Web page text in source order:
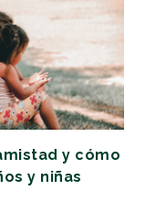
y cómo
y niñas